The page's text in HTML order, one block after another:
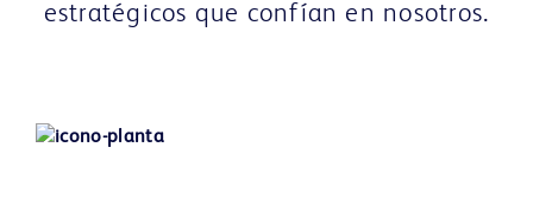
estratégicos que confían en nosotros.